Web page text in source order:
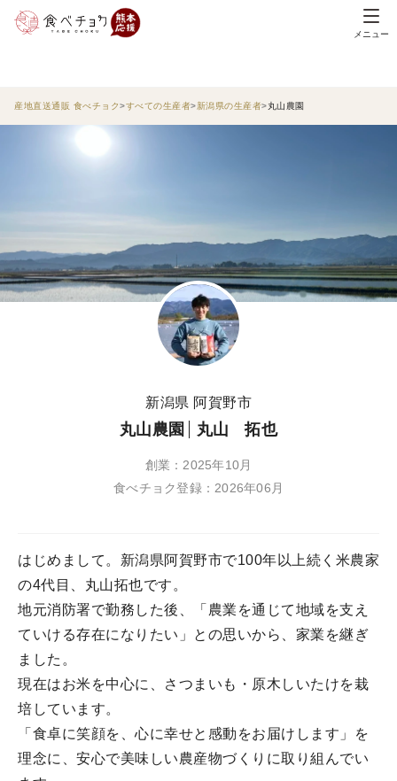
メニュー
産地直送通販 食べチョク すべての生産者 新潟県の生産者 丸山農園
新潟県 阿賀野市
丸山農園 丸山 拓也
創業：2025年10月
食べチョク登録：2026年06月
はじめまして。新潟県阿賀野市で100年以上続く米農家
の4代目、丸山拓也です。
地元消防署で勤務した後、「農業を通じて地域を支え
ていける存在になりたい」との思いから、家業を継ぎ
ました。
現在はお米を中心に、さつまいも・原木しいたけを栽
培しています。
「食卓に笑顔を、心に幸せと感動をお届けします」を
理念に、安心で美味しい農産物づくりに取り組んでい